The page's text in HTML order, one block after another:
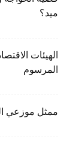
ميد؟
الهيئات
المرسوم
ممثل موزعي